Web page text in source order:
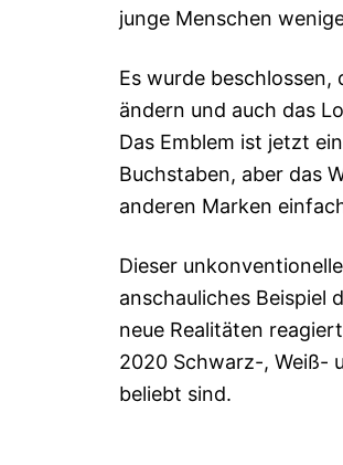
junge Menschen
Es wurde
ändern und auch das
Das Emblem ist jetzt
Buchstaben, aber das
anderen Marken
Dieser
anschauliches Beispiel
neue Realitäten
2020 Schwarz-, Weiß-
beliebt sind.